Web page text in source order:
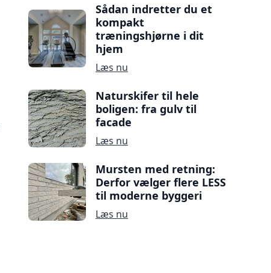
Sådan indretter du et
kompakt
træningshjørne i dit
hjem
Læs nu
Naturskifer til hele
boligen: fra gulv til
facade
Læs nu
Mursten med retning:
Derfor vælger flere LESS
til moderne byggeri
Læs nu